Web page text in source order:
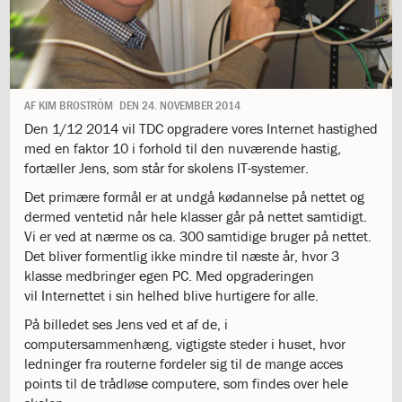
days
of
giving
1.12:
Let
it
Grow
1.13:
Move
1.14:
Ucycle
We
cycle
Recycle
1.15:
Historie
1.16:
Bombningen
af
Institut
Jeanne
d’Arc
1.17:
Markering
AF KIM BROSTRÖM DEN 24. NOVEMBER 2014
Den 1/12 2014 vil TDC opgradere vores Internet hastighed
med en faktor 10 i forhold til den nuværende hastig,
fortæller Jens, som står for skolens IT-systemer.
Det primære formål er at undgå kødannelse på nettet og
dermed ventetid når hele klasser går på nettet samtidigt.
Vi er ved at nærme os ca. 300 samtidige bruger på nettet.
Det bliver formentlig ikke mindre til næste år, hvor 3
klasse medbringer egen PC. Med opgraderingen
vil Internettet i sin helhed blive hurtigere for alle.
På billedet ses Jens ved et af de, i
computersammenhæng, vigtigste steder i huset, hvor
ledninger fra routerne fordeler sig til de mange acces
points til de trådløse computere, som findes over hele